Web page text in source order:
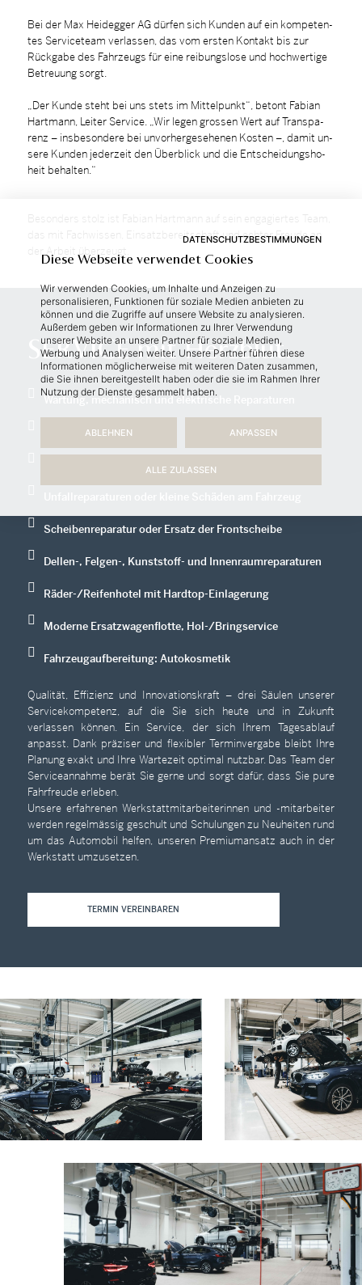
Bei der Max Heidegger AG dür­fen sich Kun­den auf ein kom­pe­ten­
tes Ser­vice­team ver­las­sen, das vom ers­ten Kon­takt bis zur
Rück­ga­be des Fahr­zeugs für eine rei­bungs­lo­se und hoch­wer­ti­ge
Be­treu­ung sorgt.
„Der Kun­de steht bei uns stets im Mit­tel­punkt“, be­tont Fa­bi­an
Hart­mann, Lei­ter Ser­vice. „Wir le­gen grossen Wert auf Trans­pa­
renz – ins­be­son­de­re bei un­vor­her­ge­se­he­nen Kos­ten –, da­mit un­
se­re Kun­den je­der­zeit den Über­blick und die Ent­schei­dungs­ho­
heit be­hal­ten.“
Be­son­ders stolz ist Fa­bi­an Hart­mann auf sein en­ga­gier­tes Team,
das mit Fach­wis­sen, Ein­satz­be­reit­schaft und ech­ter Freu­de an
der Ar­beit über­zeugt.
SERVICE mit Herzblut.
Wartung, mechanisch und elektrische Reparaturen
Offizielle Nachrüstungen
Massgeschneiderter Zubehör-Einbau
Scheibenreparatur oder Ersatz der Frontscheibe
Dellen-, Felgen-, Kunststoff- und Innenraumreparaturen
Räder-/Reifenhotel mit Hardtop-Einlagerung
Moderne Ersatzwagenflotte, Hol-/Bringservice
Fahrzeugaufbereitung: Autokosmetik
Qualität, Effizienz und Innovationskraft – drei Säulen unserer
Servicekompetenz, auf die Sie sich heute und in Zukunft
verlassen können. Ein Service, der sich Ihrem Tagesablauf
anpasst. Dank präziser und flexibler Terminvergabe bleibt Ihre
Planung exakt und Ihre Wartezeit optimal nutzbar. Das Team der
Serviceannahme berät Sie gerne und sorgt dafür, dass Sie pure
Fahrfreude erleben.
Unsere erfahrenen Werkstattmitarbeiterinnen und -mitarbeiter
werden regelmässig geschult und Schulungen zu Neuheiten rund
um das Automobil helfen, unseren Premiumansatz auch in der
Werkstatt umzusetzen.
TERMIN VEREINBAREN
DATENSCHUTZBESTIMMUNGEN
Diese Webseite verwendet Cookies
Wir verwenden Cookies, um Inhalte und Anzeigen zu
personalisieren, Funktionen für soziale Medien anbieten zu
können und die Zugriffe auf unsere Website zu analysieren.
Außerdem geben wir Informationen zu Ihrer Verwendung
unserer Website an unsere Partner für soziale Medien,
Werbung und Analysen weiter. Unsere Partner führen diese
Informationen möglicherweise mit weiteren Daten zusammen,
die Sie ihnen bereitgestellt haben oder die sie im Rahmen Ihrer
Nutzung der Dienste gesammelt haben.
ABLEHNEN ANPASSEN
ALLE ZULASSEN